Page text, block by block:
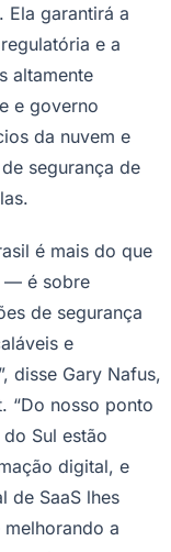
ItapeviCotiaPirapora
Franco da
das ArtesSão Roque
Ela garantirá a
e a
altamente
e governo
da nuvem e
segurança de
é mais do que
— é sobre
de segurança
e
disse Gary Nafus,
“Do nosso ponto
Sul estão
digital, e
de SaaS lhes
a